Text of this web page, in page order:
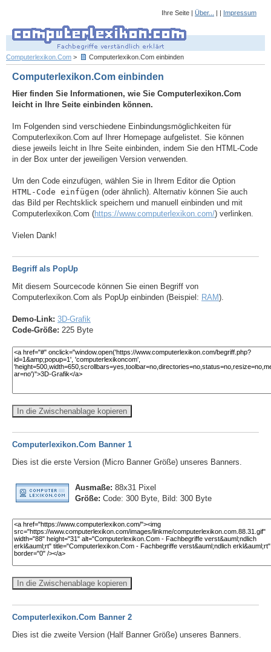
Ihre Seite | Über... | | Impressum
Computerlexikon.Com > Computerlexikon.Com einbinden
Computerlexikon.Com einbinden
Hier finden Sie Informationen, wie Sie Computerlexikon.Com
leicht in Ihre Seite einbinden können.
Im Folgenden sind verschiedene Einbindungsmöglichkeiten für
Computerlexikon.Com auf Ihrer Homepage aufgelistet. Sie können
diese jeweils leicht in Ihre Seite einbinden, indem Sie den HTML-Code
in der Box unter der jeweiligen Version verwenden.
Um den Code einzufügen, wählen Sie in Ihrem Editor die Option
HTML-Code einfügen (oder ähnlich). Alternativ können Sie auch
das Bild per Rechtsklick speichern und manuell einbinden und mit
Computerlexikon.Com (https://www.computerlexikon.com/) verlinken.
Vielen Dank!
Begriff als PopUp
Mit diesem Sourcecode können Sie einen Begriff von
Computerlexikon.Com als PopUp einbinden (Beispiel: RAM).
Demo-Link: 3D-Grafik
Code-Größe: 225 Byte
In die Zwischenablage kopieren
Computerlexikon.Com Banner 1
Dies ist die erste Version (Micro Banner Größe) unseres Banners.
Ausmaße: 88x31 Pixel
Größe: Code: 300 Byte, Bild: 300 Byte
In die Zwischenablage kopieren
Computerlexikon.Com Banner 2
Dies ist die zweite Version (Half Banner Größe) unseres Banners.